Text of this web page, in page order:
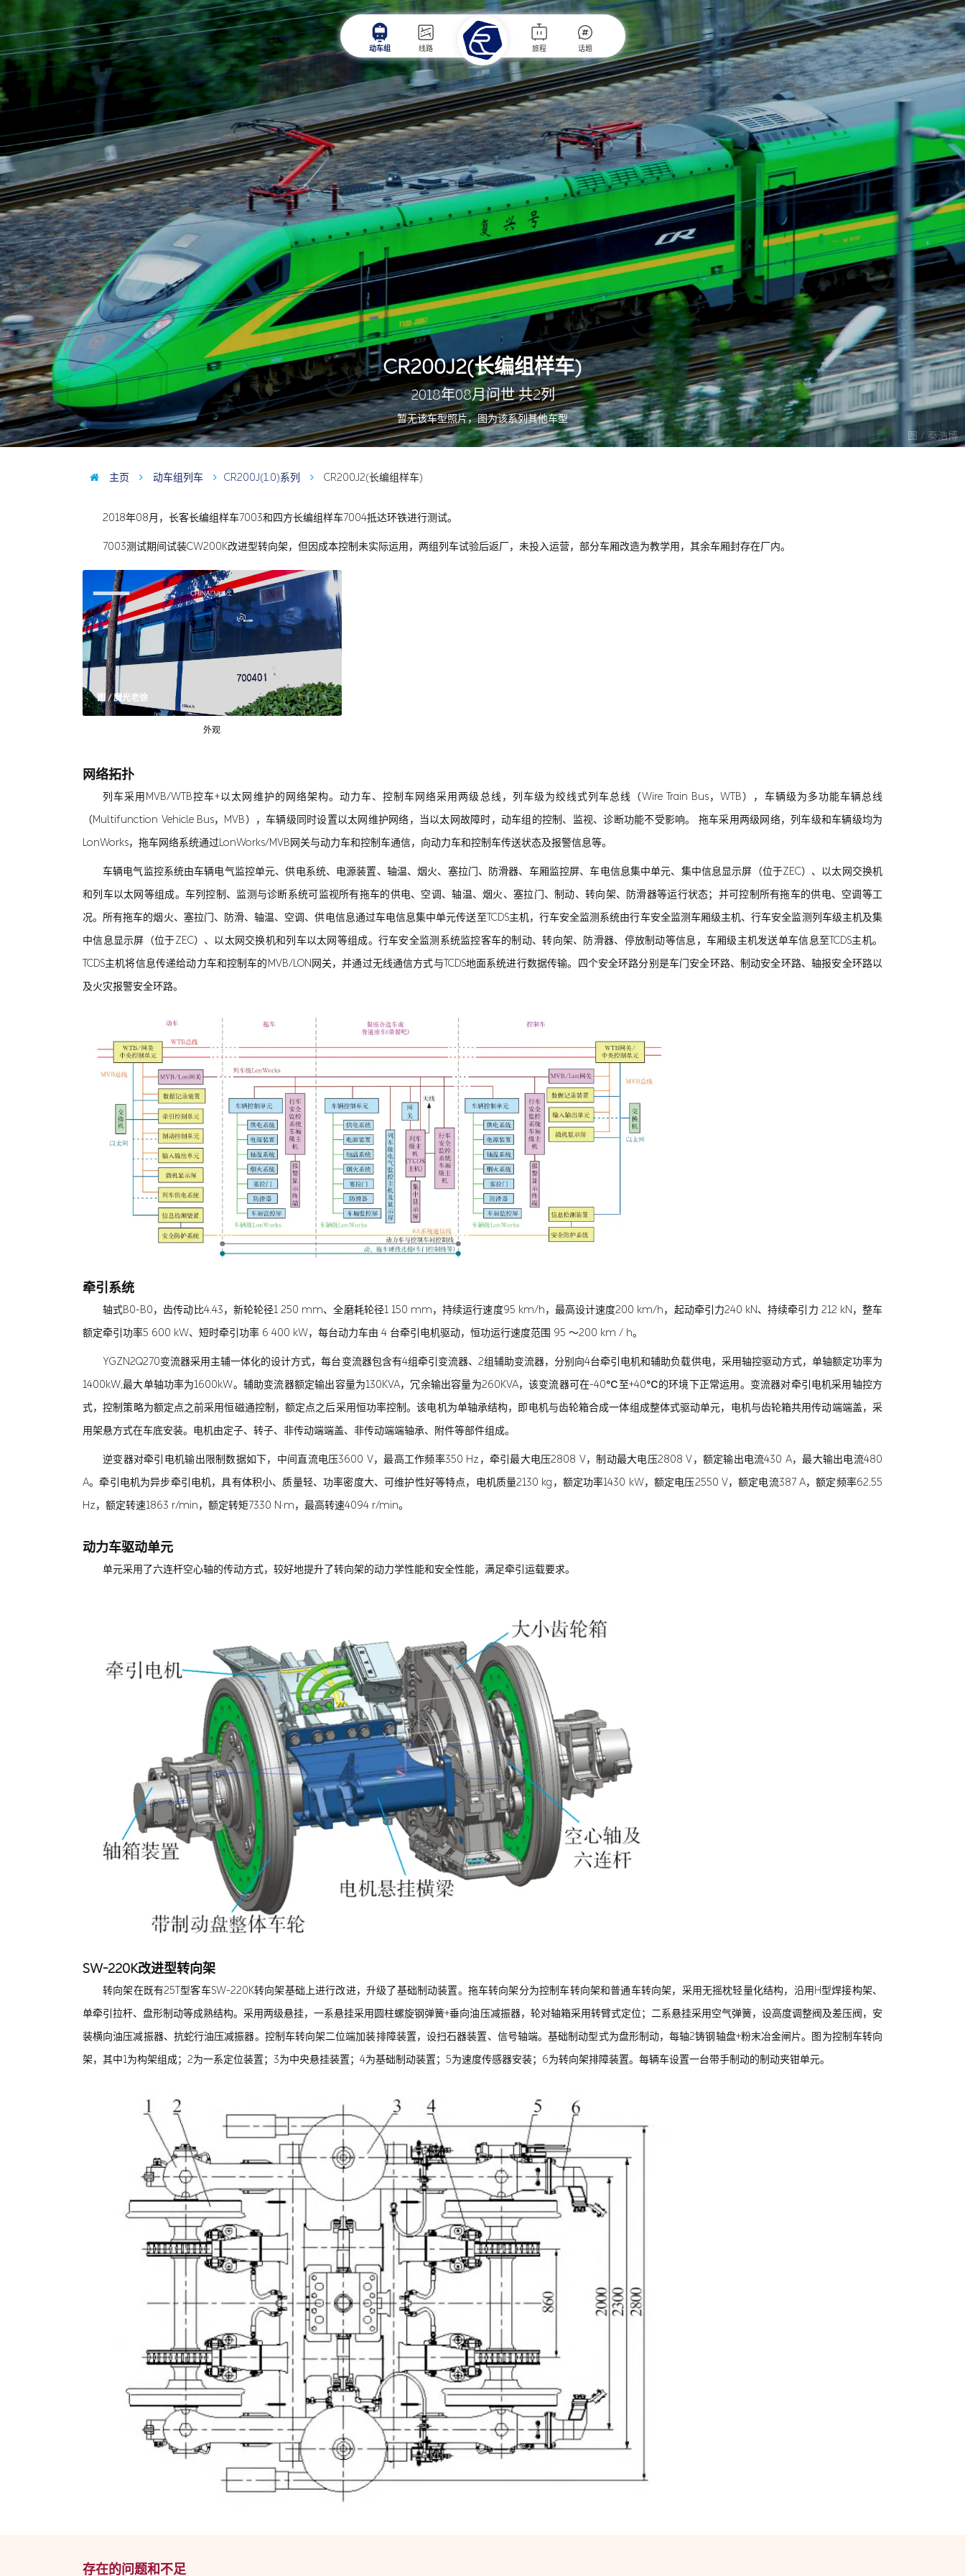
动车组 线路 旅程 话题
图 / 秦浩博
CR200J2(长编组样车)
2018年08月问世 共2列
暂无该车型照片，图为该系列其他车型
主页 动车组列车 CR200J(1.0)系列 CR200J2(长编组样车)
2018年08月，长客长编组样车7003和四方长编组样车7004抵达环铁进行测试。
7003测试期间试装CW200K改进型转向架，但因成本控制未实际运用，两组列车试验后返厂，未投入运营，部分车厢改造为教学用，其余车厢封存在厂内。
图 / 魔光老徐
外观
网络拓扑
列车采用MVB/WTB控车+以太网维护的网络架构。动力车、控制车网络采用两级总线，列车级为绞线式列车总线（Wire Train Bus，WTB），车辆级为多功能车辆总线
（Multifunction Vehicle Bus，MVB），车辆级同时设置以太网维护网络，当以太网故障时，动车组的控制、监视、诊断功能不受影响。 拖车采用两级网络，列车级和车辆级均为
LonWorks，拖车网络系统通过LonWorks/MVB网关与动力车和控制车通信，向动力车和控制车传送状态及报警信息等。
车辆电气监控系统由车辆电气监控单元、供电系统、电源装置、轴温、烟火、塞拉门、防滑器、车厢监控屏、车电信息集中单元、集中信息显示屏（位于ZEC）、以太网交换机
和列车以太网等组成。车列控制、监测与诊断系统可监视所有拖车的供电、空调、轴温、烟火、塞拉门、制动、转向架、防滑器等运行状态；并可控制所有拖车的供电、空调等工
况。所有拖车的烟火、塞拉门、防滑、轴温、空调、供电信息通过车电信息集中单元传送至TCDS主机，行车安全监测系统由行车安全监测车厢级主机、行车安全监测列车级主机及集
中信息显示屏（位于ZEC）、以太网交换机和列车以太网等组成。行车安全监测系统监控客车的制动、转向架、防滑器、停放制动等信息，车厢级主机发送单车信息至TCDS主机。
TCDS主机将信息传递给动力车和控制车的MVB/LON网关，并通过无线通信方式与TCDS地面系统进行数据传输。四个安全环路分别是车门安全环路、制动安全环路、轴报安全环路以
及火灾报警安全环路。
牵引系统
轴式B0-B0，齿传动比4.43，新轮轮径1 250 mm、全磨耗轮径1 150 mm，持续运行速度95 km/h，最高设计速度200 km/h，起动牵引力240 kN、持续牵引力 212 kN，整车
额定牵引功率5 600 kW、短时牵引功率 6 400 kW，每台动力车由 4 台牵引电机驱动，恒功运行速度范围 95 ～200 km / h。
YGZN2Q270变流器采用主辅一体化的设计方式，每台变流器包含有4组牵引变流器、2组辅助变流器，分别向4台牵引电机和辅助负载供电，采用轴控驱动方式，单轴额定功率为
1400kW,最大单轴功率为1600kW。辅助变流器额定输出容量为130KVA，冗余输出容量为260KVA，该变流器可在-40℃至+40℃的环境下正常运用。变流器对牵引电机采用轴控方
式，控制策略为额定点之前采用恒磁通控制，额定点之后采用恒功率控制。该电机为单轴承结构，即电机与齿轮箱合成一体组成整体式驱动单元，电机与齿轮箱共用传动端端盖，采
用架悬方式在车底安装。电机由定子、转子、非传动端端盖、非传动端端轴承、附件等部件组成。
逆变器对牵引电机输出限制数据如下，中间直流电压3600 V，最高工作频率350 Hz，牵引最大电压2808 V，制动最大电压2808 V，额定输出电流430 A，最大输出电流480
A。牵引电机为异步牵引电机，具有体积小、质量轻、功率密度大、可维护性好等特点，电机质量2130 kg，额定功率1430 kW，额定电压2550 V，额定电流387 A，额定频率62.55
Hz，额定转速1863 r/min，额定转矩7330 N·m，最高转速4094 r/min。
动力车驱动单元
单元采用了六连杆空心轴的传动方式，较好地提升了转向架的动力学性能和安全性能，满足牵引运载要求。
SW-220K改进型转向架
转向架在既有25T型客车SW-220K转向架基础上进行改进，升级了基础制动装置。拖车转向架分为控制车转向架和普通车转向架，采用无摇枕轻量化结构，沿用H型焊接构架、
单牵引拉杆、盘形制动等成熟结构。采用两级悬挂，一系悬挂采用圆柱螺旋钢弹簧+垂向油压减振器，轮对轴箱采用转臂式定位；二系悬挂采用空气弹簧，设高度调整阀及差压阀，安
装横向油压减振器、抗蛇行油压减振器。控制车转向架二位端加装排障装置，设扫石器装置、信号轴端。基础制动型式为盘形制动，每轴2铸钢轴盘+粉末冶金闸片。图为控制车转向
架，其中1为构架组成；2为一系定位装置；3为中央悬挂装置；4为基础制动装置；5为速度传感器安装；6为转向架排障装置。每辆车设置一台带手制动的制动夹钳单元。
存在的问题和不足